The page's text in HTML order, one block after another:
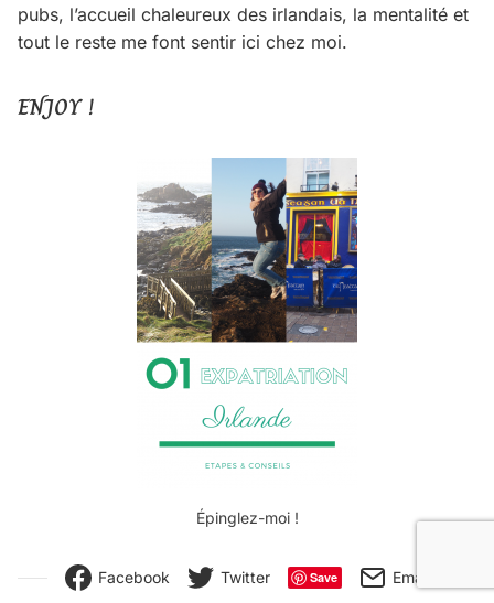
pubs, l’accueil chaleureux des irlandais, la mentalité et
tout le reste me font sentir ici chez moi.
ENJOY !
Épinglez-moi !
Facebook Twitter Save Email